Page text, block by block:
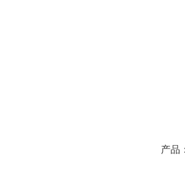
产品